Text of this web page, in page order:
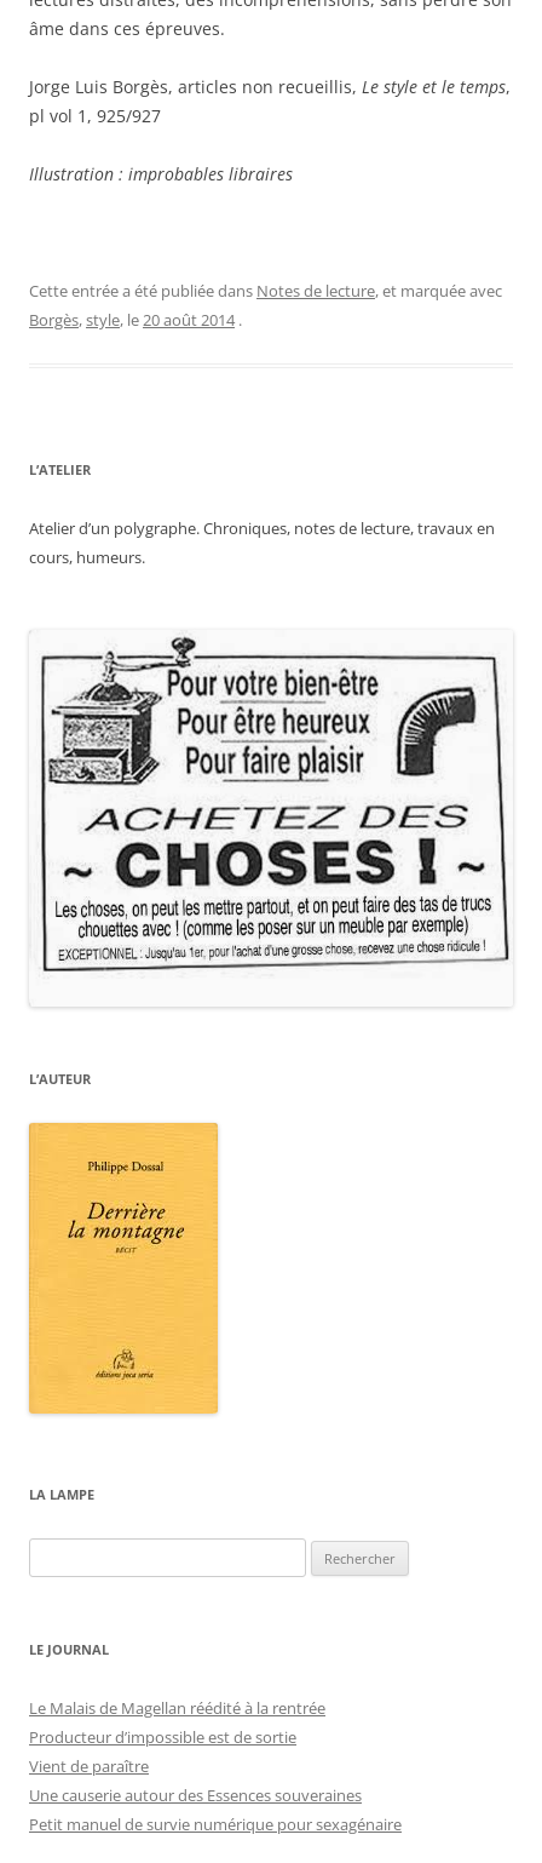
âme dans ces épreuves.
Jorge Luis Borgès, articles non recueillis, Le style et le temps,
pl vol 1, 925/927
Illustration : improbables libraires
Cette entrée a été publiée dans Notes de lecture, et marquée avec
Borgès,style, le20 août 2014 .
L’ATELIER
Atelier d’un polygraphe. Chroniques, notes de lecture, travaux en
cours, humeurs.
L’AUTEUR
LA LAMPE
LE JOURNAL
Le Malais de Magellan réédité à la rentrée
Producteur d’impossible est de sortie
Vient de paraître
Une causerie autour des Essences souveraines
Petit manuel de survie numérique pour sexagénaire